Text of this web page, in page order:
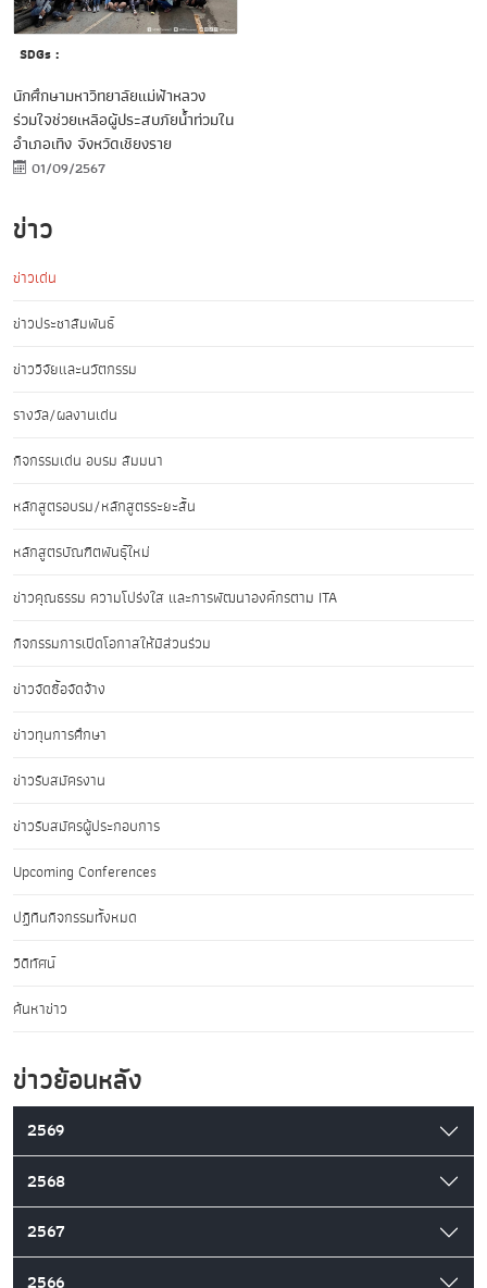
SDGs :
นักศึกษามหาวิทยาลัยแม่ฟ้าหลวง
ร่วมใจช่วยเหลือผู้ประสบภัยน้ำท่วมใน
อำเภอเทิง จังหวัดเชียงราย
01/09/2567
ข่าว
ข่าวเด่น
ข่าวประชาสัมพันธ์
ข่าววิจัยและนวัตกรรม
รางวัล/ผลงานเด่น
กิจกรรมเด่น อบรม สัมมนา
หลักสูตรอบรม/หลักสูตรระยะสั้น
หลักสูตรบัณฑิตพันธุ์ใหม่
ข่าวคุณธรรม ความโปร่งใส และการพัฒนาองค์กรตาม ITA
กิจกรรมการเปิดโอกาสให้มีส่วนร่วม
ข่าวจัดซื้อจัดจ้าง
ข่าวทุนการศึกษา
ข่าวรับสมัครงาน
ข่าวรับสมัครผู้ประกอบการ
Upcoming Conferences
ปฏิทินกิจกรรมทั้งหมด
วิดีทัศน์
ค้นหาข่าว
ข่าวย้อนหลัง
2569
2568
2567
2566